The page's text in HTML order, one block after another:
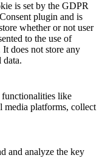
is set by the GDPR
plugin and is
whether or not user
to the use of
It does not store any
data.
like
media platforms, collect
and analyze the key